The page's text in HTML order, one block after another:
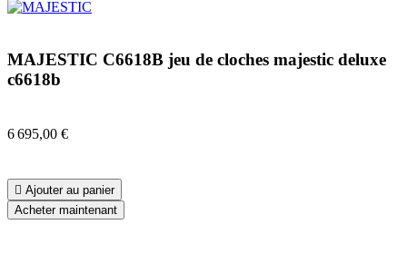
MAJESTIC C6618B jeu de cloches majestic deluxe
c6618b
6 695,00 €
 Ajouter au panier
Acheter maintenant